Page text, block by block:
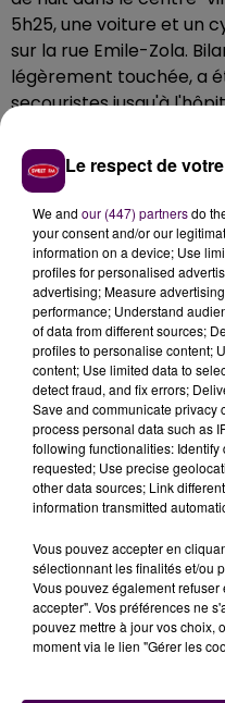
5h25, une voiture et un
sur la rue Emile-Zola.
légèrement touchée, a
secouristes jusqu'à
À LA UNE
7 août
Gagnez
Inscrivez-
Kids !
7 août
Le respect de
We and our (447) partnersdo
your consent and/or our
information on a device; Use
profiles for personalised
advertising; Measure
performance; Understand
of data from different sources;
profiles to personalise content;
content; Use limited data to
detect fraud, and fix errors;
Save and communicate privacy
process personal data such as
following functionalities:
requested; Use precise
other data sources; Link
information transmitted
Vous pouvez accepter en
sélectionnant les finalités et/ou
Vous pouvez également
accepter". Vos préférences ne
pouvez mettre à jour vos choix,
moment via le lien "Gérer les